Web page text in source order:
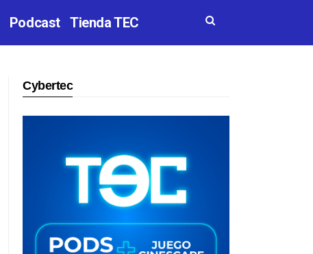
Podcast Tienda TEC
Cybertec